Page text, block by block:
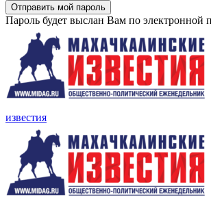
Пароль будет выслан Вам по электронной
известия